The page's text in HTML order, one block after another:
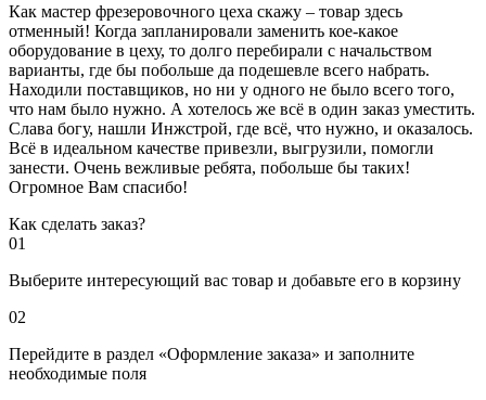
Как мастер фрезеровочного цеха скажу – товар здесь
отменный! Когда запланировали заменить кое-какое
оборудование в цеху, то долго перебирали с начальством
варианты, где бы побольше да подешевле всего набрать.
Находили поставщиков, но ни у одного не было всего того,
что нам было нужно. А хотелось же всё в один заказ уместить.
Слава богу, нашли Инжстрой, где всё, что нужно, и оказалось.
Всё в идеальном качестве привезли, выгрузили, помогли
занести. Очень вежливые ребята, побольше бы таких!
Огромное Вам спасибо!
Как сделать заказ?
01
Выберите интересующий вас товар и добавьте его в корзину
02
Перейдите в раздел «Оформление заказа» и заполните
необходимые поля